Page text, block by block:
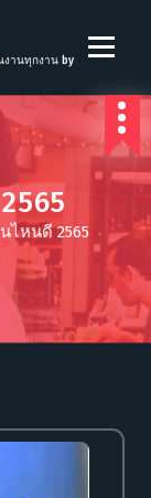
งานทุกงาน by
ไหนดี 2565